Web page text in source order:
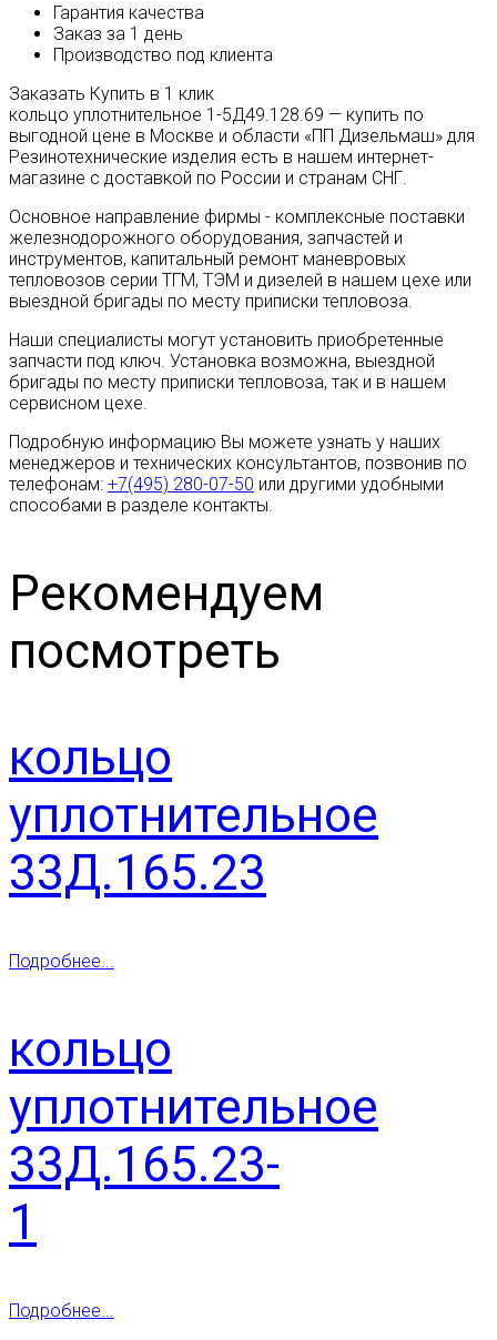
Гарантия качества
Заказ за 1 день
Производство под клиента
Заказать Купить в 1 клик
кольцо уплотнительное 1-5Д49.128.69 — купить по
выгодной цене в Москве и области «ПП Дизельмаш» для
Резинотехнические изделия есть в нашем интернет-
магазине с доставкой по России и странам СНГ.
Основное направление фирмы - комплексные поставки
железнодорожного оборудования, запчастей и
инструментов, капитальный ремонт маневровых
тепловозов серии ТГМ, ТЭМ и дизелей в нашем цехе или
выездной бригады по месту приписки тепловоза.
Наши специалисты могут установить приобретенные
запчасти под ключ. Установка возможна, выездной
бригады по месту приписки тепловоза, так и в нашем
сервисном цехе.
Подробную информацию Вы можете узнать у наших
менеджеров и технических консультантов, позвонив по
телефонам: +7(495) 280-07-50 или другими удобными
способами в разделе контакты.
Рекомендуем
посмотреть
кольцо
уплотнительное
33Д.165.23
Подробнее...
кольцо
уплотнительное
33Д.165.23-
1
Подробнее...